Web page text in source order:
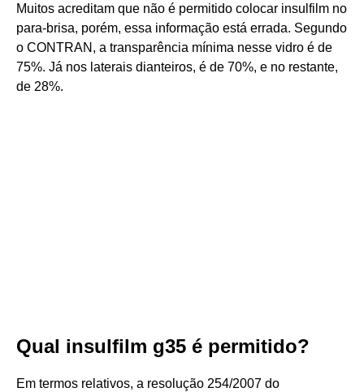
Muitos acreditam que não é permitido colocar insulfilm no
para-brisa, porém, essa informação está errada. Segundo
o CONTRAN, a transparência mínima nesse vidro é de
75%. Já nos laterais dianteiros, é de 70%, e no restante,
de 28%.
Qual insulfilm g35 é permitido?
Em termos relativos, a resolução 254/2007 do